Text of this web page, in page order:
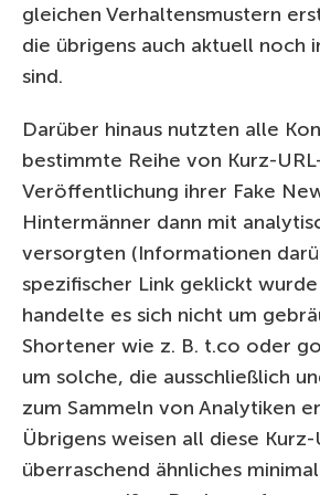
gleichen Verhaltensmustern
die übrigens auch aktuell noch
sind.
Darüber hinaus nutzten alle
bestimmte Reihe von Kurz-
Veröffentlichung ihrer Fake
Hintermänner dann mit
versorgten (Informationen
spezifischer Link geklickt
handelte es sich nicht um
Shortener wie z. B. t.co oder
um solche, die ausschließlich
zum Sammeln von Analytiken
Übrigens weisen all diese
überraschend ähnliches